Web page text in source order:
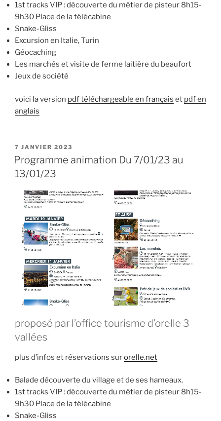
1st tracks VIP : découverte du métier de pisteur 8h15-
9h30 Place de la télécabine
Snake-Gliss
Excursion en Italie, Turin
Géocaching
Les marchés et visite de ferme laitière du beaufort
Jeux de société
voici la version pdf téléchargeable en français et pdf en
anglais
PUBLIÉ
LE
7 JANVIER 2023
Programme animation Du 7/01/23 au
13/01/23
proposé par l’office tourisme d’orelle 3
vallées
plus d’infos et réservations surorelle.net
Balade découverte du village et de ses hameaux.
1st tracks VIP : découverte du métier de pisteur 8h15-
9h30 Place de la télécabine
Snake-Gliss